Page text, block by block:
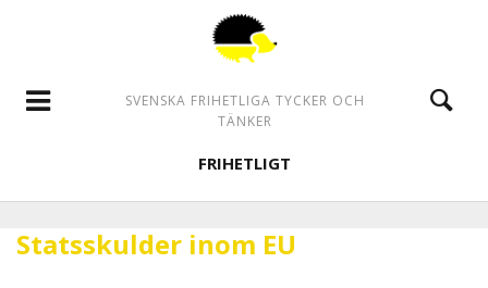
SVENSKA FRIHETLIGA TYCKER OCH
TÄNKER
FRIHETLIGT
Statsskulder inom EU